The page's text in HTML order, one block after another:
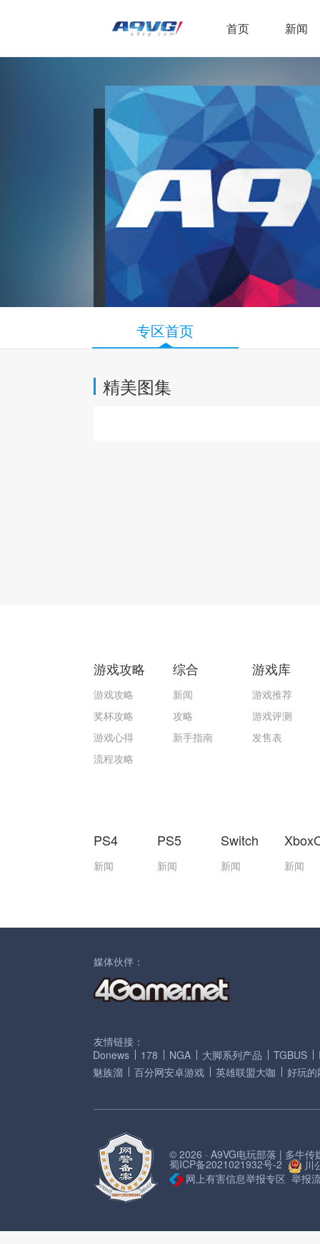
首页 新闻
专区首页
精美图集
游戏攻略
游戏攻略
奖杯攻略
游戏心得
流程攻略
综合
新闻
攻略
新手指南
游戏库
游戏推荐
游戏评测
发售表
PS4
新闻
PS5
新闻
Switch
新闻 新闻
媒体伙伴：
友情链接：
Donews
178 NGA 大脚系列产品 TGBUS
魅族溜
百分网安卓游戏 英雄联盟大咖 好玩的
© 2026 · A9VG电玩部落 | 多牛传
蜀ICP备2021021932号-2
川
网上有害信息举报专区 举报